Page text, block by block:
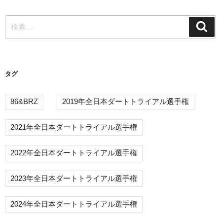
シ
ョ
索:
タグ
86&BRZ 2019年全日本ダートトライアル選手権
2021年全日本ダートトライアル選手権
2022年全日本ダートトライアル選手権
2023年全日本ダートトライアル選手権
2024年全日本ダートトライアル選手権